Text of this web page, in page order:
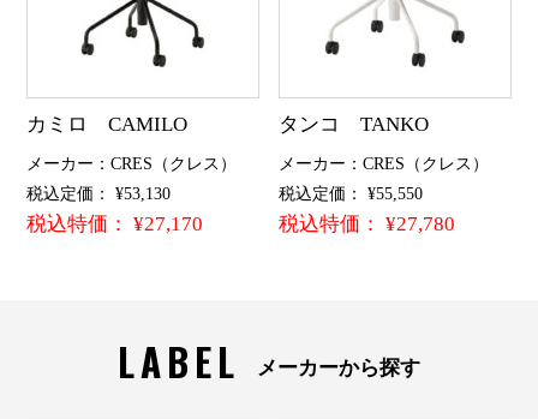
カミロ CAMILO
メーカー：CRES（クレス）
税込定価： ¥53,130
税込特価： ¥27,170
タンコ TANKO
メーカー：CRES（クレス）
税込定価： ¥55,550
税込特価： ¥27,780
LABEL メーカーから探す